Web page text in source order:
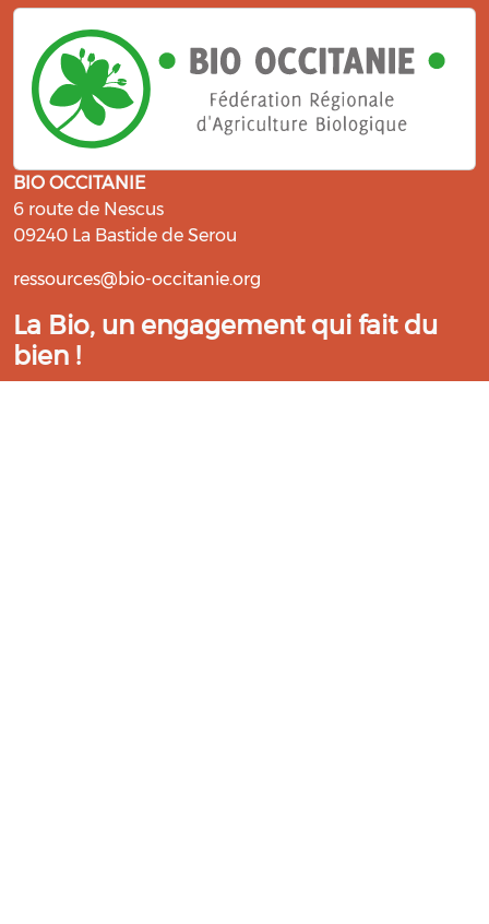
BIO OCCITANIE
6 route de Nescus
09240 La Bastide de Serou
ressources@bio-occitanie.org
La Bio, un engagement qui fait du
bien !